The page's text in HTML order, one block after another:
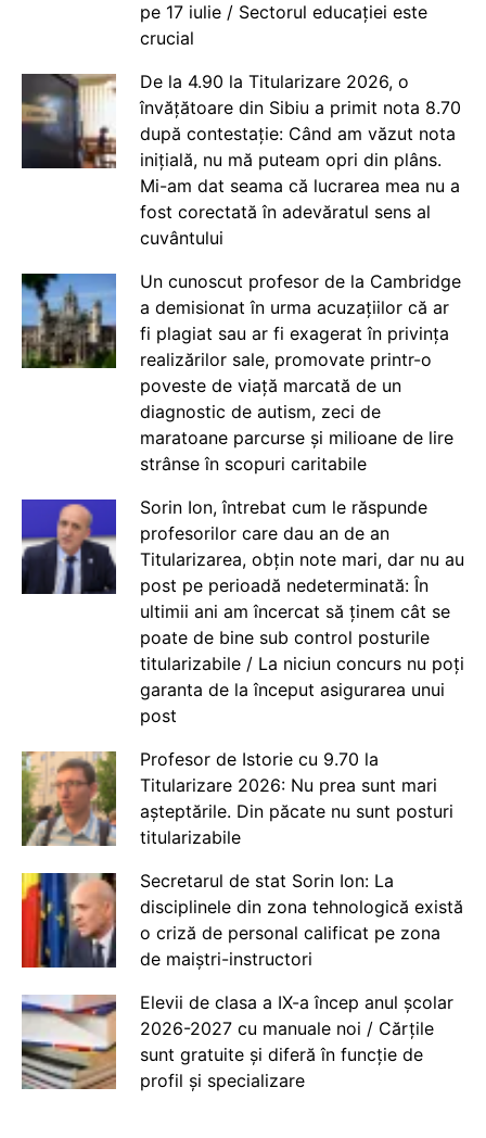
pe 17 iulie / Sectorul educației este
crucial
De la 4.90 la Titularizare 2026, o
învățătoare din Sibiu a primit nota 8.70
după contestație: Când am văzut nota
inițială, nu mă puteam opri din plâns.
Mi-am dat seama că lucrarea mea nu a
fost corectată în adevăratul sens al
cuvântului
Un cunoscut profesor de la Cambridge
a demisionat în urma acuzațiilor că ar
fi plagiat sau ar fi exagerat în privința
realizărilor sale, promovate printr-o
poveste de viață marcată de un
diagnostic de autism, zeci de
maratoane parcurse și milioane de lire
strânse în scopuri caritabile
Sorin Ion, întrebat cum le răspunde
profesorilor care dau an de an
Titularizarea, obțin note mari, dar nu au
post pe perioadă nedeterminată: În
ultimii ani am încercat să ținem cât se
poate de bine sub control posturile
titularizabile / La niciun concurs nu poți
garanta de la început asigurarea unui
post
Profesor de Istorie cu 9.70 la
Titularizare 2026: Nu prea sunt mari
așteptările. Din păcate nu sunt posturi
titularizabile
Secretarul de stat Sorin Ion: La
disciplinele din zona tehnologică există
o criză de personal calificat pe zona
de maiștri-instructori
Elevii de clasa a IX-a încep anul școlar
2026-2027 cu manuale noi / Cărțile
sunt gratuite și diferă în funcție de
profil și specializare